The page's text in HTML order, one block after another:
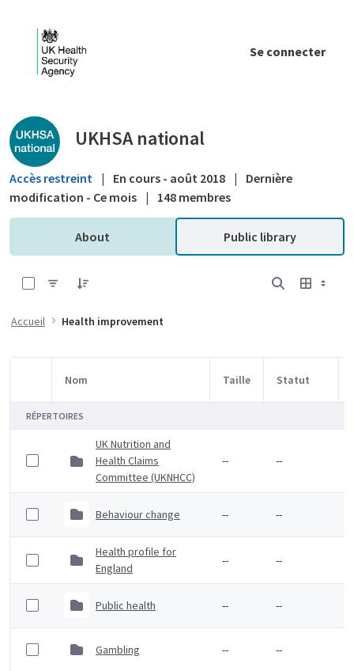
Se connecter
Public library - UKHSA national
UKHSA national
Accès restreint | En cours - août 2018 |
Dernière
modification - Ce mois | 148 membres
About Public library
Accueil Health improvement
Sélection d'article
Nom Taille Statut
RÉPERTOIRES
UK Nutrition and
Health Claims
Committee (UKNHCC)
-- --
Behaviour change -- --
Health profile for
England
-- --
Public health -- --
Gambling -- --